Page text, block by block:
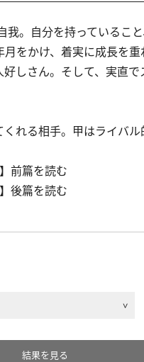
我。自分を持っているこ
をかけ、着実に成長を
しさん。そして、実直
れる相手。甲はライバル
前篇を読む
後篇を読む
結果を見る